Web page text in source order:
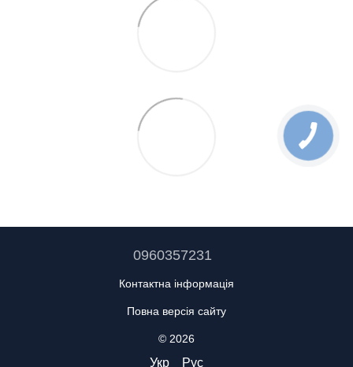
0960357231
Контактна інформація
Повна версія сайту
© 2026
Укр Рус